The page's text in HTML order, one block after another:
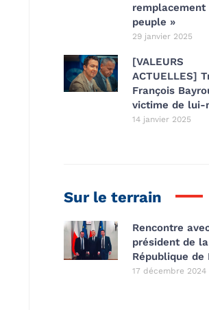
remplacement
peuple »
29 janvier 2025
[VALEURS
ACTUELLES]
François
victime de lui-
14 janvier 2025
Sur le terrain
Rencontre
président de la
République de
17 décembre 2024